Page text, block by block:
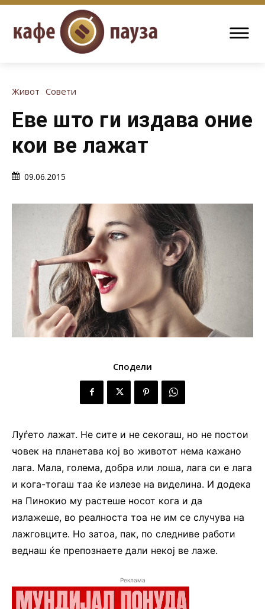
Живот Совети
Еве што ги издава оние
кои ве лажат
09.06.2015
Сподели
Луѓето лажат. Не сите и не секогаш, но не постои
човек на планетава кој во животот нема кажано
лага. Мала, голема, добра или лоша, лага си е лага
и кога-тогаш таа ќе излезе на виделина. И додека
на Пинокио му растеше носот кога и да
излажеше, во реалноста тоа не им се случува на
лажговците. Но затоа, пак, по следниве работи
веднаш ќе препознаете дали некој ве лаже.
Реклама